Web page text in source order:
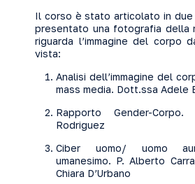
Il corso è stato articolato in due
presentato una fotografia della
riguarda l’immagine del corpo
vista:
Analisi dell’immagine del
mass media. Dott.ssa Adele
Rapporto Gender-
Rodriguez
Ciber uomo/ uomo
umanesimo. P. Alberto
Chiara D’Urbano